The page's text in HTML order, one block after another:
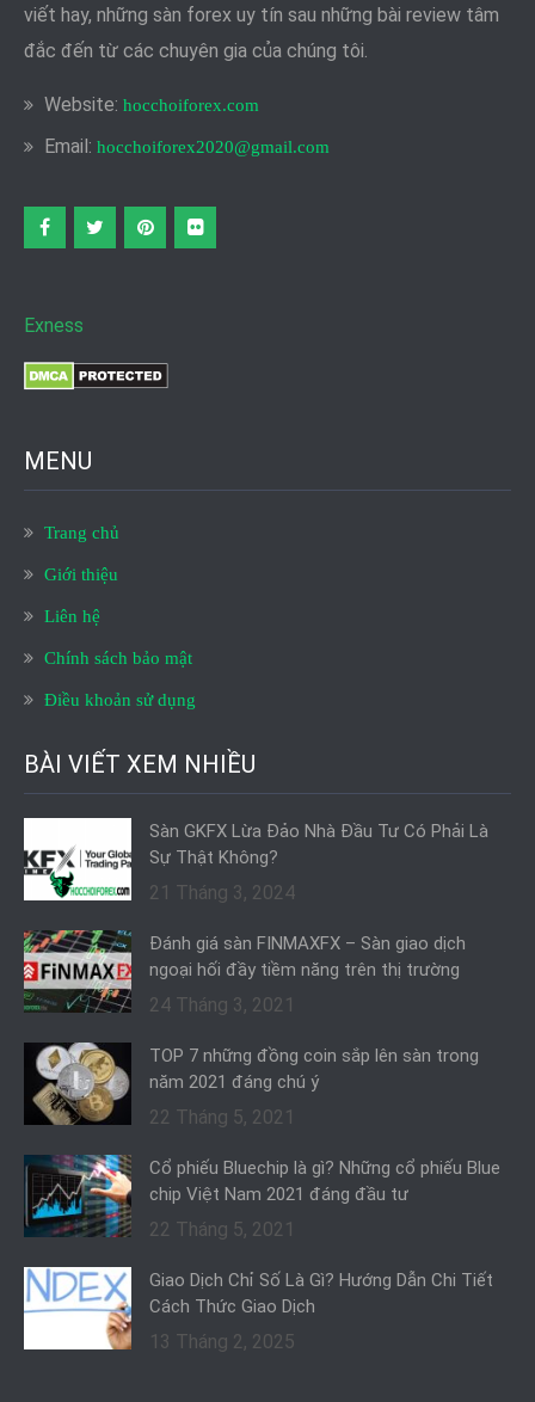
viết hay, những sàn forex uy tín sau những bài review tâm
đắc đến từ các chuyên gia của chúng tôi.
Website: hocchoiforex.com
Email: hocchoiforex2020@gmail.com
Exness
MENU
Trang chủ
Giới thiệu
Liên hệ
Chính sách bảo mật
Điều khoản sử dụng
BÀI VIẾT XEM NHIỀU
Sàn GKFX Lừa Đảo Nhà Đầu Tư Có Phải Là
Sự Thật Không?
21 Tháng 3, 2024
Đánh giá sàn FINMAXFX – Sàn giao dịch
ngoại hối đầy tiềm năng trên thị trường
24 Tháng 3, 2021
TOP 7 những đồng coin sắp lên sàn trong
năm 2021 đáng chú ý
22 Tháng 5, 2021
Cổ phiếu Bluechip là gì? Những cổ phiếu Blue
chip Việt Nam 2021 đáng đầu tư
22 Tháng 5, 2021
Giao Dịch Chỉ Số Là Gì? Hướng Dẫn Chi Tiết
Cách Thức Giao Dịch
13 Tháng 2, 2025